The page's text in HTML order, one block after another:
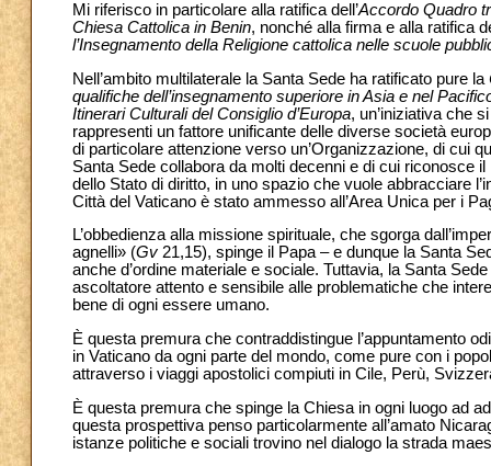
Mi riferisco in particolare alla ratifica dell’Accordo Quadro
Chiesa Cattolica in Benin, nonché alla firma e alla ratifica
l’Insegnamento della Religione cattolica nelle scuole
Nell’ambito multilaterale la Santa Sede ha ratificato pure la
qualifiche dell’insegnamento superiore in Asia e nel
Itinerari Culturali del Consiglio d’Europa, un’iniziativa che
rappresenti un fattore unificante delle diverse società
di particolare attenzione verso un’Organizzazione, di cui
Santa Sede collabora da molti decenni e di cui riconosce
dello Stato di diritto, in uno spazio che vuole abbracciare
Città del Vaticano è stato ammesso all’Area Unica per i
L’obbedienza alla missione spirituale, che sgorga
agnelli» (Gv 21,15), spinge il Papa – e dunque la Santa
anche d’ordine materiale e sociale. Tuttavia, la Santa
ascoltatore attento e sensibile alle problematiche che
bene di ogni essere umano.
È questa premura che contraddistingue l’appuntamento
in Vaticano da ogni parte del mondo, come pure con i
attraverso i viaggi apostolici compiuti in Cile, Perù,
È questa premura che spinge la Chiesa in ogni luogo ad
questa prospettiva penso particolarmente all’amato
istanze politiche e sociali trovino nel dialogo la strada